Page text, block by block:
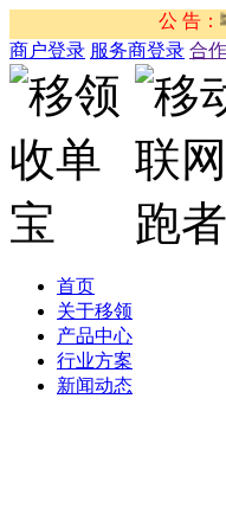
公 告：
系，我司从未
商户登录 服务商登录 合
首页
关于移领
产品中心
行业方案
新闻动态